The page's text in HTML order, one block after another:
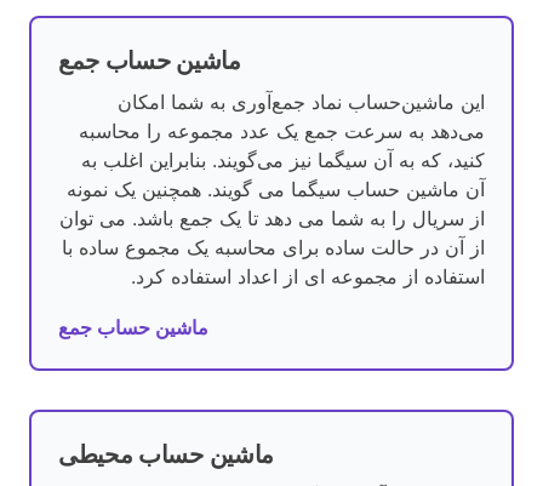
ماشین حساب جمع
این ماشین‌حساب نماد جمع‌آوری به شما امکان
می‌دهد به سرعت جمع یک عدد مجموعه را محاسبه
کنید، که به آن سیگما نیز می‌گویند. بنابراین اغلب به
آن ماشین حساب سیگما می گویند. همچنین یک نمونه
از سریال را به شما می دهد تا یک جمع باشد. می توان
از آن در حالت ساده برای محاسبه یک مجموع ساده با
استفاده از مجموعه ای از اعداد استفاده کرد.
ماشین حساب جمع
ماشین حساب محیطی